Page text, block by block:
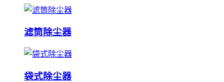
滤筒除尘器
袋式除尘器